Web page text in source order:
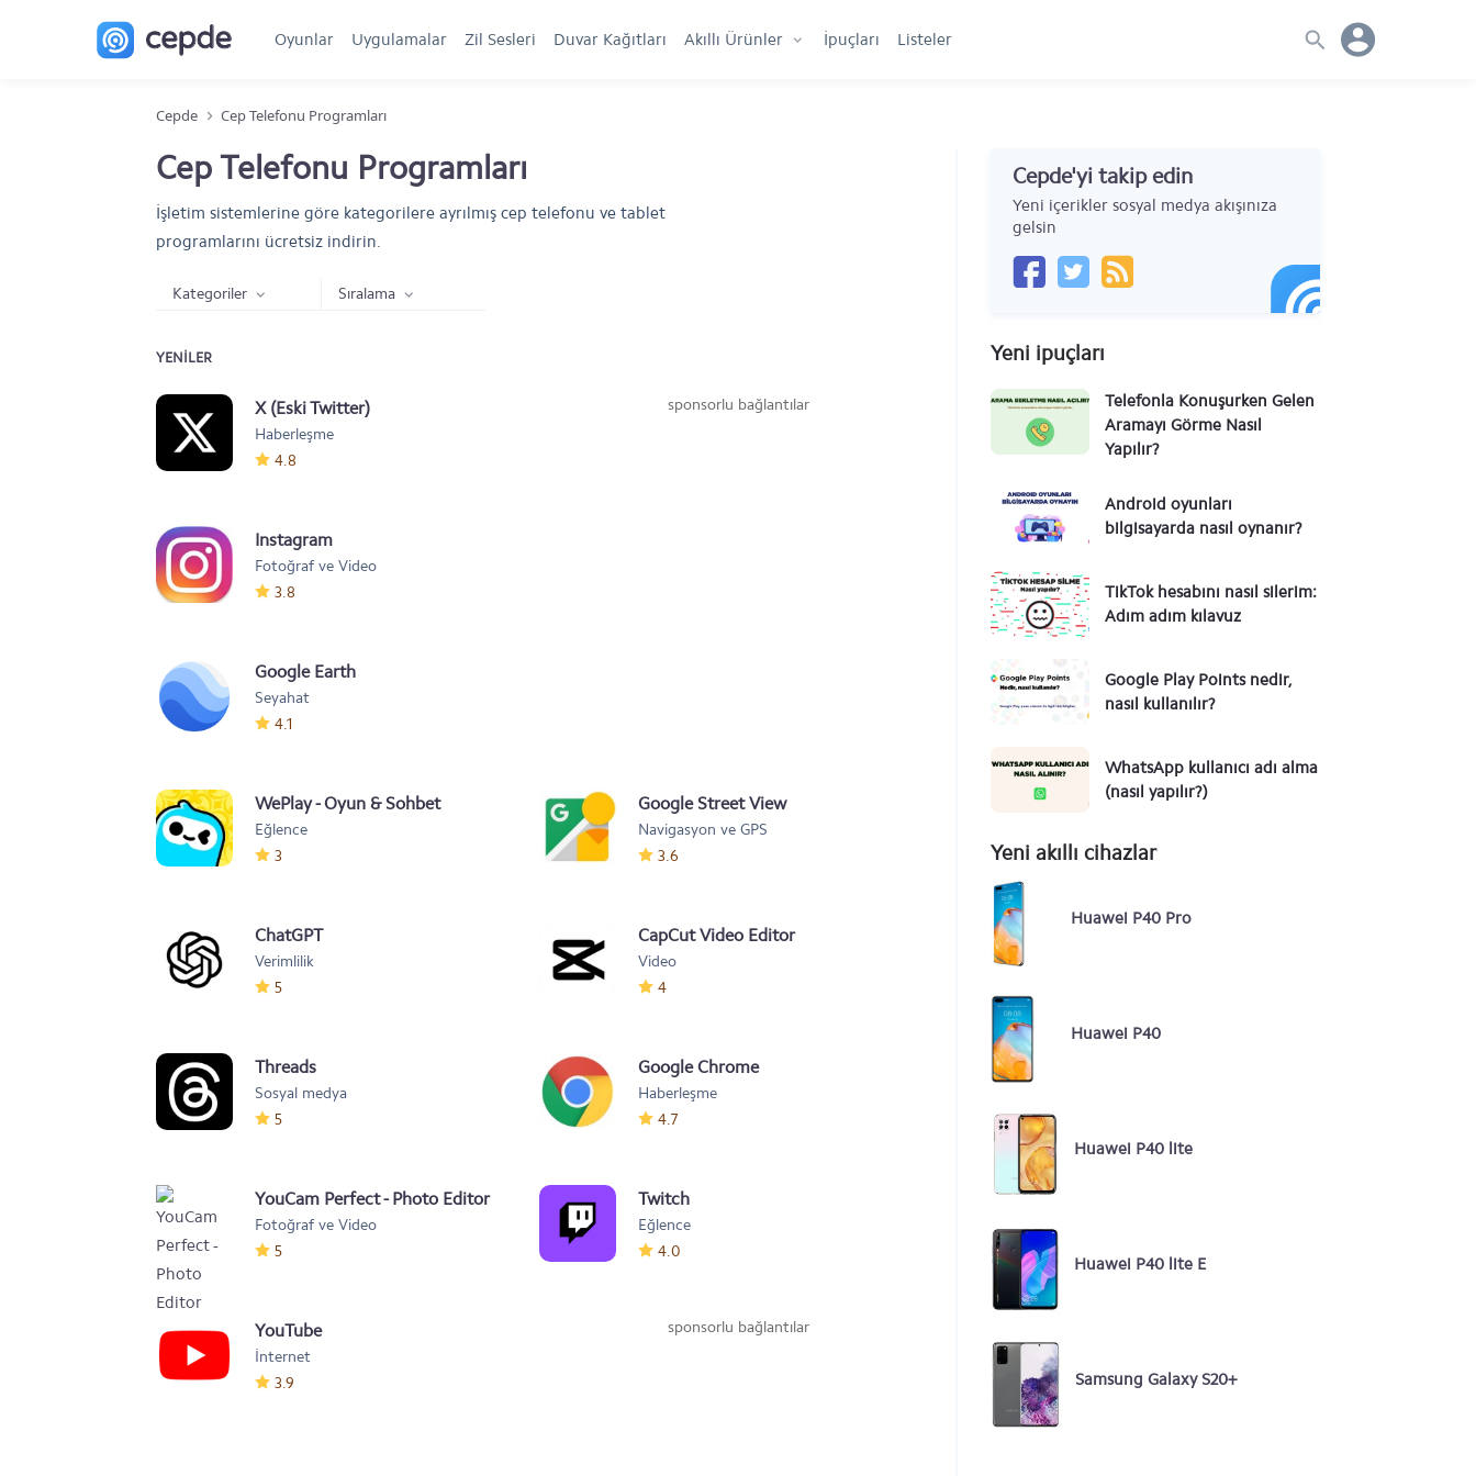
Oyunlar Uygulamalar Zil Sesleri Duvar Kağıtları Akıllı Ürünler İpuçları Listeler
Cepde Cep Telefonu Programları
Cep Telefonu Programları
İşletim sistemlerine göre kategorilere ayrılmış cep telefonu ve tablet
programlarını ücretsiz indirin.
Kategoriler Sıralama
YENILER
X (Eski Twitter)
Haberleşme
4.8
sponsorlu bağlantılar
Instagram
Fotoğraf ve Video
3.8
Google Earth
Seyahat
4.1
WePlay - Oyun & Sohbet
Eğlence
3
Google Street View
Navigasyon ve GPS
3.6
ChatGPT
Verimlilik
5
CapCut Video Editor
Video
4
Threads
Sosyal medya
5
Google Chrome
Haberleşme
4.7
YouCam Perfect - Photo Editor
Fotoğraf ve Video
5
Twitch
Eğlence
4.0
sponsorlu bağlantılar
YouTube
İnternet
3.9
Cepde'yi takip edin
Yeni içerikler sosyal medya akışınıza
gelsin
Yeni ipuçları
Telefonla Konuşurken Gelen
Aramayı Görme Nasıl
Yapılır?
Android oyunları
bilgisayarda nasıl oynanır?
TikTok hesabını nasıl silerim:
Adım adım kılavuz
Google Play Points nedir,
nasıl kullanılır?
WhatsApp kullanıcı adı alma
(nasıl yapılır?)
Yeni akıllı cihazlar
Huawei P40 Pro
Huawei P40
Huawei P40 lite
Huawei P40 lite E
Samsung Galaxy S20+